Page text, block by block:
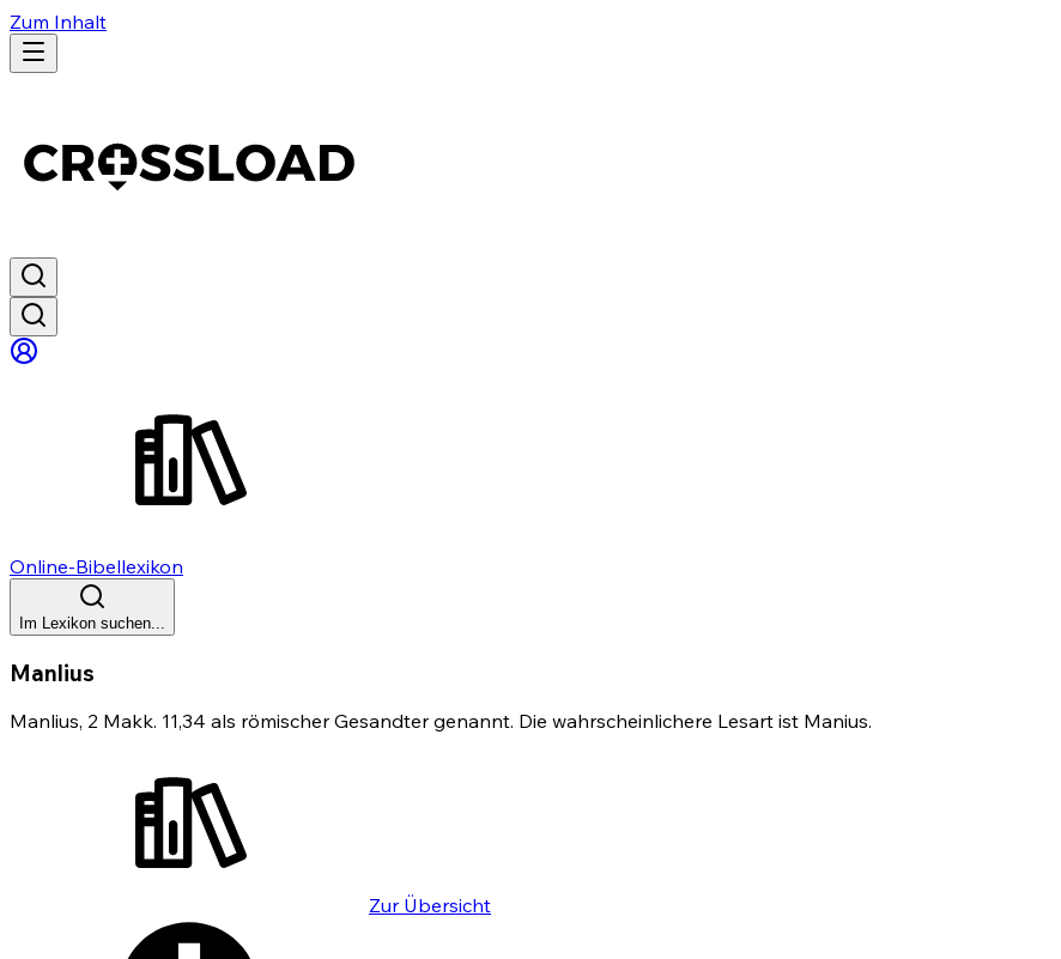
Zum Inhalt
Online-Bibellexikon
Im Lexikon suchen...
Manlius
Manlius, 2 Makk. 11,34 als römischer Gesandter genannt. Die wahrscheinlichere Lesart ist Manius.
Zur Übersicht